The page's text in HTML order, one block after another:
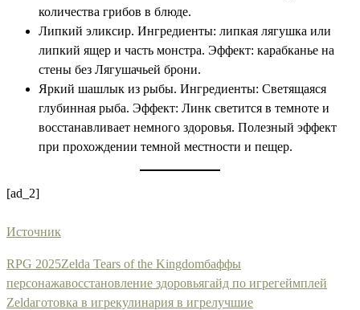
количества грибов в блюде.
Липкий эликсир. Ингредиенты: липкая лягушка или
липкий ящер и часть монстра. Эффект: карабканье на
стены без Лягушачьей брони.
Яркий шашлык из рыбы. Ингредиенты: Светящаяся
глубинная рыба. Эффект: Линк светится в темноте и
восстанавливает немного здоровья. Полезный эффект
при прохождении темной местности и пещер.
[ad_2]
Источник
RPG 2025Zelda Tears of the Kingdomбаффы
персонажавосстановление здоровьягайд по игрегеймплей
Zeldaготовка в игрекулинария в игрелучшие